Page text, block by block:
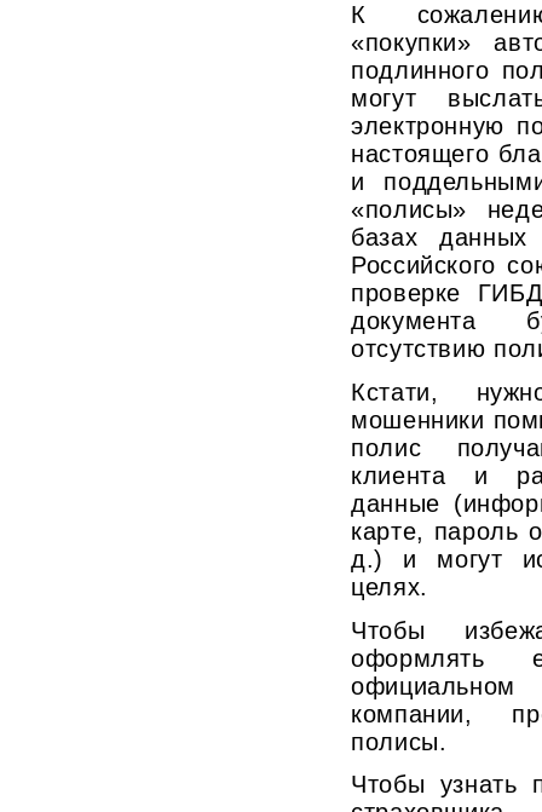
К
«покупки»
подлинного
могут
электронную
настоящего
и
«полисы»
базах
Российского
проверке
документа
отсутствию
Кстати,
мошенники
полис
клиента и
данные
карте, пароль
д.) и могут
целях.
Чтобы
оформлять
компании,
полисы.
Чтобы узнать